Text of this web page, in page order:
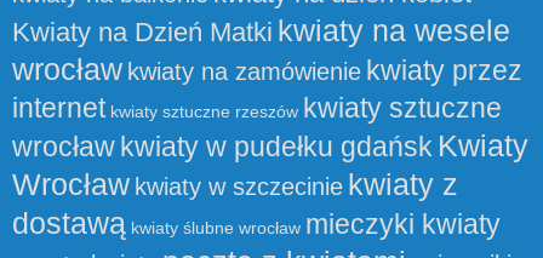
Kwiaty na Dzień Matki kwiaty na wesele
wrocław kwiaty na zamówienie kwiaty przez
internet kwiaty sztuczne rzeszów kwiaty sztuczne
wrocław kwiaty w pudełku gdańsk Kwiaty
Wrocław kwiaty w szczecinie kwiaty z
dostawą kwiaty ślubne wrocław mieczyki kwiaty